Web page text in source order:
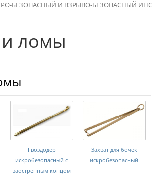
БЕЗОПАСНЫЙ И ВЗРЫВО-БЕЗОПАСНЫЙ
ломы
Гвоздодер
искробезопасный с
заостренным концом
Захват для бочек
искробезопасный